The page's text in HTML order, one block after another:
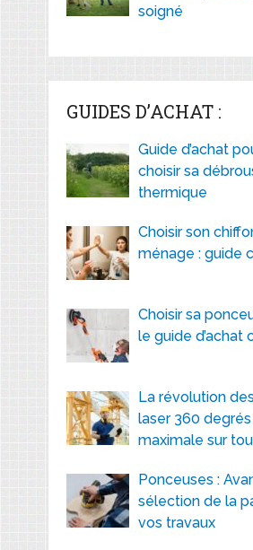
soigné
GUIDES D’ACHAT :
Guide d’achat
choisir sa
thermique
Choisir son
ménage : guide
Choisir sa
le guide d’achat
La révolution
laser 360
maximale sur
Ponceuses :
sélection de la
vos travaux